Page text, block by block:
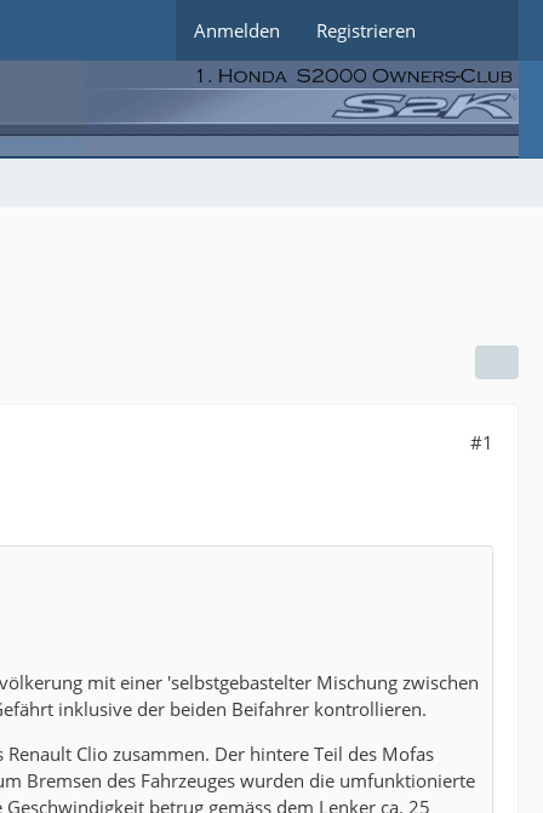
Anmelden Registrieren
#1
mit einer 'selbstgebastelter Mischung zwischen
inklusive der beiden Beifahrer kontrollieren.
Clio zusammen. Der hintere Teil des Mofas
Bremsen des Fahrzeuges wurden die umfunktionierte
betrug gemäss dem Lenker ca. 25